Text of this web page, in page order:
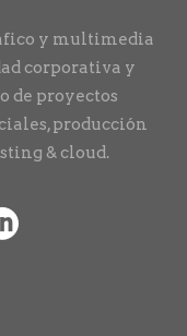
y multimedia
corporativa y
de proyectos
producción
& cloud.